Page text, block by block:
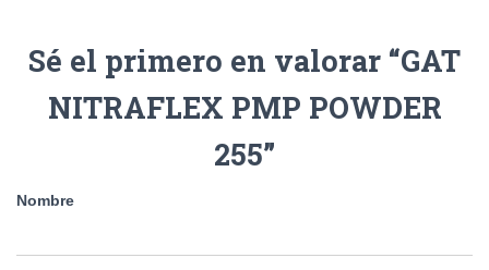
Sé el primero en valorar “GAT
NITRAFLEX PMP POWDER
255”
Nombre